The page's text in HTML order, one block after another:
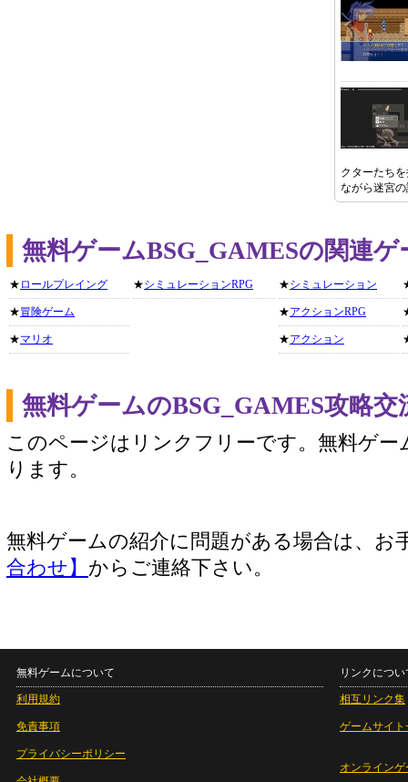
クターたち
ながら迷宮
無料ゲームBSG_GAMESの関連
★ ロールプレイング
★冒険ゲーム
★マリオ
★シミュレーションRPG ★シミュレーション
★アクションRPG
★アクション
無料ゲームのBSG_GAMES攻略
このページはリンクフリーです。無料ゲー
ります。
無料ゲームの紹介に問題がある場合は、お
合わせ】 からご連絡下さい。
無料ゲームについて
利用規約
免責事項
プライバシーポリシー
リンクについ
相互リンク集
ゲームサイト
オンラインゲ